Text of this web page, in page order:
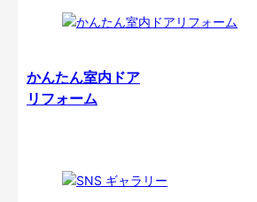
かんたん室内ドア
リフォーム